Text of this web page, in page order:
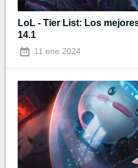
LoL - Tier List: Los
14.1
11 ene 2024